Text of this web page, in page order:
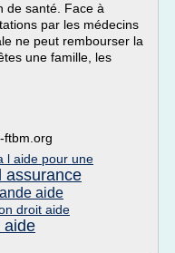
de santé. Face à
par les médecins
ne peut rembourser la
une famille, les
ftbm.org
l aide pour une
assurance
aide
droit aide
aide